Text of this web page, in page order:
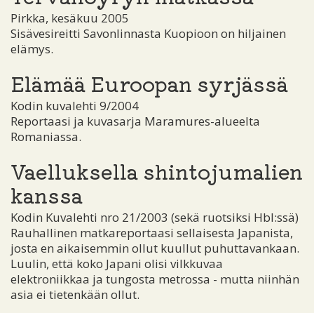
Pirkka, kesäkuu 2005
Sisävesireitti Savonlinnasta Kuopioon on hiljainen
elämys.
Elämää Euroopan syrjässä
Kodin kuvalehti 9/2004
Reportaasi ja kuvasarja Maramures-alueelta
Romaniassa.
Vaelluksella shintojumalien
kanssa
Kodin Kuvalehti nro 21/2003 (sekä ruotsiksi Hbl:ssä)
Rauhallinen matkareportaasi sellaisesta Japanista,
josta en aikaisemmin ollut kuullut puhuttavankaan.
Luulin, että koko Japani olisi vilkkuvaa
elektroniikkaa ja tungosta metrossa - mutta niinhän
asia ei tietenkään ollut.